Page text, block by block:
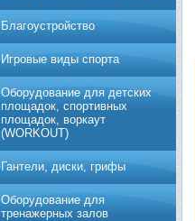
Благоустройство
Игровые виды спорта
Оборудование для детских
площадок, спортивных
площадок, воркаут
(WORKOUT)
Гантели, диски, грифы
Обoрудoвание для
трeнажерных залoв